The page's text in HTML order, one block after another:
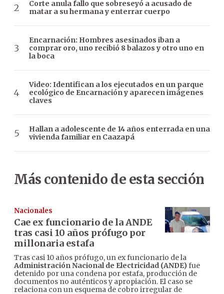
Corte anula fallo que sobreseyó a acusado de
matar a su hermana y enterrar cuerpo
Encarnación: Hombres asesinados iban a
comprar oro, uno recibió 8 balazos y otro uno en
la boca
Video: Identifican a los ejecutados en un parque
ecológico de Encarnación y aparecen imágenes
claves
Hallan a adolescente de 14 años enterrada en una
vivienda familiar en Caazapá
Más contenido de esta sección
Nacionales
Cae ex funcionario de la ANDE
tras casi 10 años prófugo por
millonaria estafa
Tras casi 10 años prófugo, un ex funcionario de la
Administración Nacional de Electricidad (ANDE)fue
detenido por una condena por estafa, producción de
documentos no auténticos y apropiación. El caso se
relaciona con un esquema de cobro irregular de